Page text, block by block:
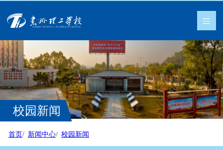
校园新闻
首页 新闻中心 校园新闻